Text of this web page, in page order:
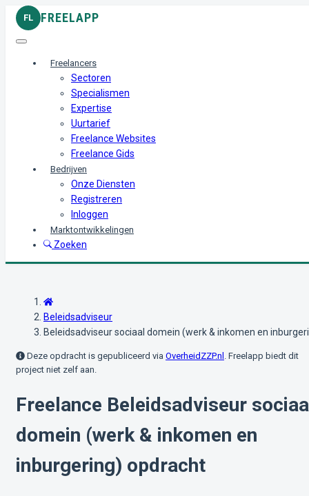
FL FREELAPP
Freelancers
Sectoren
Specialismen
Expertise
Uurtarief
Freelance Websites
Freelance Gids
Bedrijven
Onze Diensten
Registreren
Inloggen
Marktontwikkelingen
Zoeken
Beleidsadviseur
Beleidsadviseur sociaal domein (werk & inkomen en
Deze opdracht is gepubliceerd via OverheidZZP.nl . Freelapp biedt dit
project niet zelf aan.
Freelance Beleidsadviseur
domein (werk & inkomen en
inburgering) opdracht